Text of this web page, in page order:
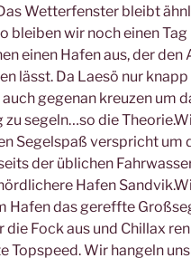
Wetterfenster bleibt
bleiben wir noch einen
einen Hafen aus, der
lässt. Da Laesö nur
gegenan kreuzen um
zu segeln…so die
Segelspaß verspricht um
der üblichen
Hafen
Hafen das gereffte
die Fock aus und Chillax
Topspeed. Wir hangeln